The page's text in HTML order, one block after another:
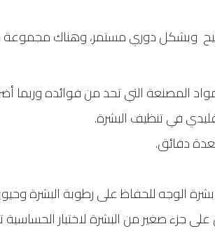
وبشكل دوري مستمر، وهناك مجموعة
المصنعة التي تحد من فوائده وربما
في تنظيف البشرة.
دقائق.
الوجه للحفاظ على رطوبة البشرة
جزء صغير من البشرة لاختبار